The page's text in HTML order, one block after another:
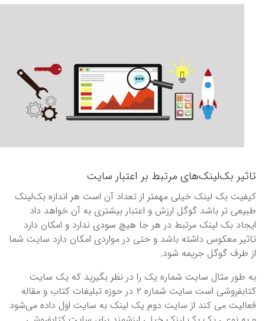
تاثیر بک‌لینک‌های مرتبط بر اعتبار سایت
کیفیت بک لینک خیلی مهمتر از تعداد آن است هر اندازه بک‌لینک
طبیعی تر باشد گوگل ارزش و اعتبار بیشتری به آن خواهد داد
ایجاد بک لینک مرتبط در هر جا هیچ سودی ندارد و امکان دارد
تاثیر معکوس داشته باشد و حتی در مواردی امکان دارد سایت شما
از طرف گوگل جریمه شود.
به طور مثال سایت شماره یک را در نظر بگیرید که یک سایت
کتابفروشی است سایت شماره ۲ در حوزه تبلیغات کتاب و مقاله
فعالیت می کند از سایت دوم یک لینک به سایت اول داده می‌شود